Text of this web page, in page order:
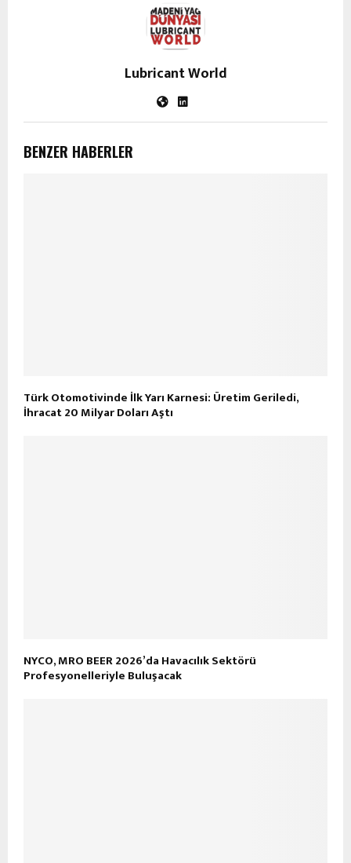
Lubricant World
BENZER HABERLER
Türk Otomotivinde İlk Yarı Karnesi: Üretim Geriledi,
İhracat 20 Milyar Doları Aştı
NYCO, MRO BEER 2026’da Havacılık Sektörü
Profesyonelleriyle Buluşacak